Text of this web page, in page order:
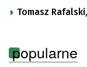
Tomasz
popularne